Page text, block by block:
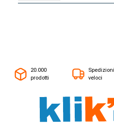
20.000
prodotti
Spedizioni
veloci